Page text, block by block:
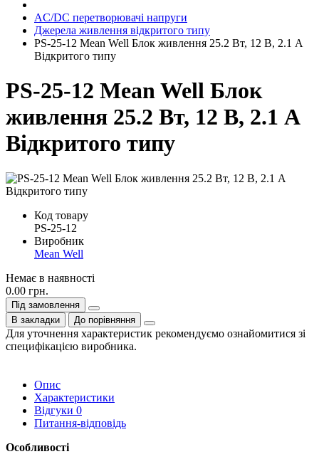
AC/DC перетворювачі напруги
Джерела живлення відкритого типу
PS-25-12 Mean Well Блок живлення 25.2 Вт, 12 В, 2.1 А
Відкритого типу
PS-25-12 Mean Well Блок
живлення 25.2 Вт, 12 В, 2.1 А
Відкритого типу
Код товару
PS-25-12
Виробник
Mean Well
Немає в наявності
0.00 грн.
Під замовлення
В закладки
До порівняння
Для уточнення характеристик рекомендуємо ознайомитися зі
специфікацією виробника.
Опис
Характеристики
Відгуки 0
Питання-відповідь
Особливості